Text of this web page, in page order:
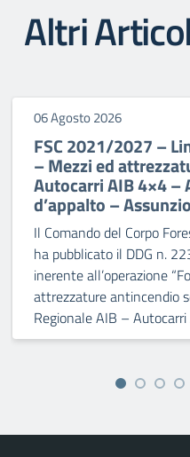
Altri
06 Agosto 2026
FSC 2021/2027 –
– Mezzi ed
Autocarri AIB 4×4
d’appalto –
Il Comando del Corpo
ha pubblicato il DDG n.
inerente all’operazione
attrezzature antincendio
Regionale AIB –